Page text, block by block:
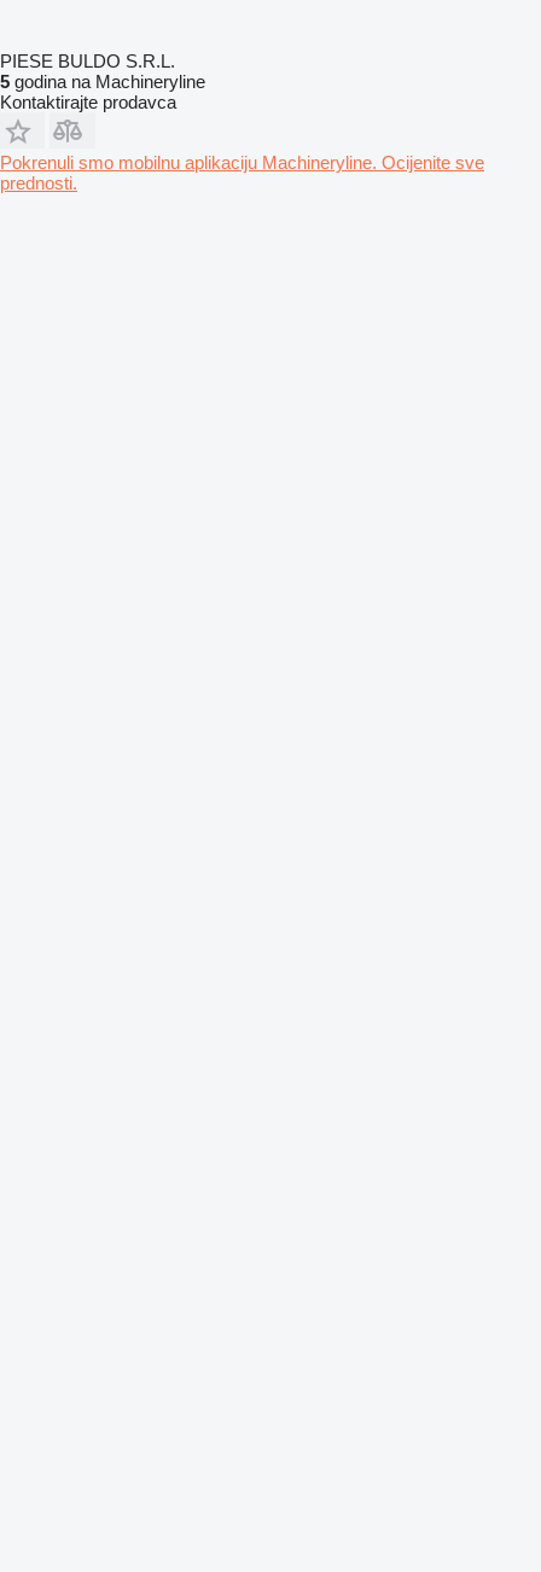
PIESE BULDO S.R.L.
5 godina na Machineryline
Kontaktirajte prodavca
Pokrenuli smo mobilnu aplikaciju Machineryline. Ocijenite sve
prednosti.